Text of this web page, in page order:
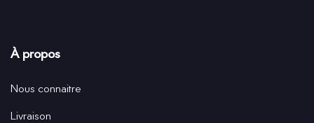
À propos
Nous connaitre
Livraison